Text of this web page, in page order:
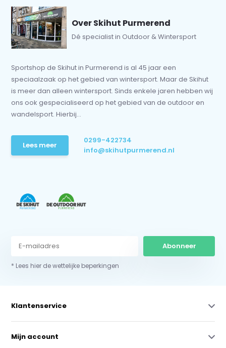
Over Skihut Purmerend
Dé specialist in Outdoor & Wintersport
Sportshop de Skihut in Purmerend is al 45 jaar een
speciaalzaak op het gebied van wintersport. Maar de Skihut
is meer dan alleen wintersport. Sinds enkele jaren hebben wij
ons ook gespecialiseerd op het gebied van de outdoor en
wandelsport. Hierbij...
Lees meer
0299-422734
info@skihutpurmerend.nl
Abonneer
* Lees hier de wettelijke beperkingen
Klantenservice
Mijn account